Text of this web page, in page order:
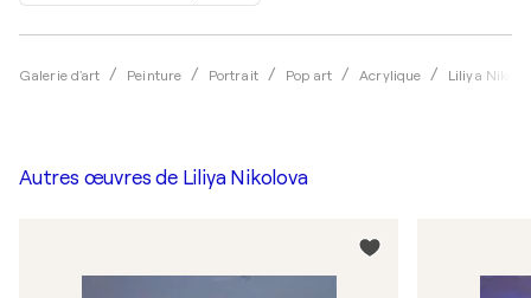
Galerie d'art Peinture Portrait Pop art Acrylique Liliya
Autres œuvres de Liliya Nikolova